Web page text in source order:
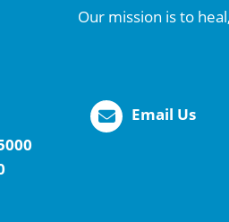
Our mission is to
Email Us